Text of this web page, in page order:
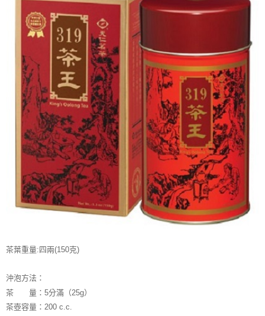
1.分期款項不併入電信帳單，「大哥付你分期」於每月結算日後寄送繳費提
醒簡訊。
2.透過簡訊連結打開帳單後，可選擇「超商條碼／台灣大直營門市／銀行轉
帳／街口支付／iPASS MONEY」等通路繳費。
【注意事項】
1.本服務係由「台灣大哥大股份有限公司」（以下簡稱本公司）所提供，讓
用戶於交易時，得透過本服務購買商品或服務，並由商店將買賣／分期付款
買賣價金債權讓與本公司後，依約使用本公司帳單繳交帳款。
2.基於同意付款使用「大哥付你分期」之契約關係目的，商店將以您的個人
資料（包含姓名、電話或地址）提供予台灣大哥大進項蒐集、處理及利用，
由本公司與您本人進行分期帳單所需資料之確認、核對及更正。
3.完整用戶服務條款，請詳閱以下連結： https://oppay.tw/userRule
【「AFTEE先享後付」結帳流程】
１．於結帳方式選擇「AFTEE先享後付」後，將跳轉至「AFTEE先享後付」
結帳頁面，進行簡訊認證並確認金額後，即可完成結帳。
２．訂單成立數日內，您將收到繳費通知簡訊。
３．收到繳費通知簡訊後14天內，點擊此簡訊中的連結，可透過四大超商／
ATM／網路銀行／等多元方式進行付款，方視為交易完成。
※ 請注意：結帳手續完成當下不需立刻繳費，但若您需要取消訂單，請聯絡
購買商品的店家。未經商家同意取消之訂單仍視為有效，需透過AFTEE先享
後付繳納相關費用。
※ 交易是否成功請以「AFTEE先享後付 」之結帳頁面顯示為準，若有關於
是否繳費成功／繳費後需取消欲退款等相關疑問，請聯繫「AFTEE先享後付
客戶支援中心」https://netprotections.freshdesk.com/support/home
【注意事項】
１．透過由恩沛科技股份有限公司提供之「AFTEE先享後付」服務完成之交
易，需依本服務之必要範圍內提供個人資料，並將交易相關給付款項請求債
權轉讓予恩沛科技股份有限公司。
２．關於個人資料處理事宜，請瀏覽以下網址：
https://aftee.tw/terms/#terms3
３．未成年的使用者請事先徵得法定代理人或監護人之同意方可使用
「AFTEE先享後付」，若未經同意申辦者引起之損失，本公司不負相關責
時審查核予不同之上限額度；若仍有額度不足之情形，本公司將視審查結果
５．嚴禁一人註冊多個帳號或使用他人資訊註冊。若發現惡意使用之情形，
每筆NT$70，滿NT$1,000(含以上)免運費
付款後7-11取貨
每筆NT$70，滿NT$1,000(含以上)免運費
宅配
每筆NT$100，滿NT$1,200(含以上)免運費
京站台北店客服中心(1F星巴克旁) 即日起不提供京站紙袋，取件時
請自備購物袋，若需購買紙袋可現場詢問
免運費
茶葉重量:四兩(150克)
沖泡方法：
茶 量：5分滿（25g）
茶壺容量：200 c.c.